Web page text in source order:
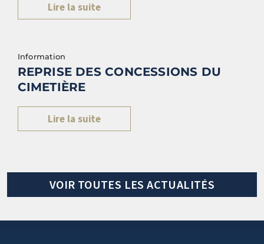
Lire la suite
REPRISE DES CONCESSIONS DU
CIMETIÈRE
Information
Lire la suite
VOIR TOUTES LES ACTUALITÉS